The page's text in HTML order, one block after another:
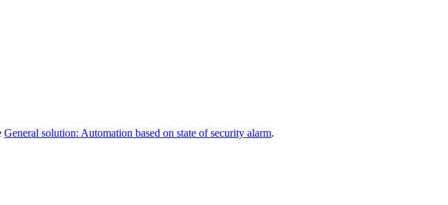
General solution: Automation based on state of security alarm.